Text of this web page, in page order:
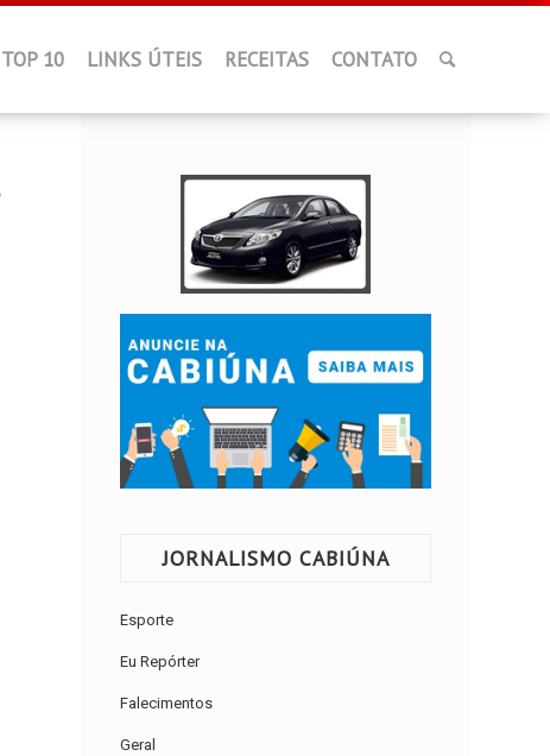
TOP 10 LINKS ÚTEIS RECEITAS CONTATO
JORNALISMO CABIÚNA
Esporte
Eu Repórter
Falecimentos
Geral